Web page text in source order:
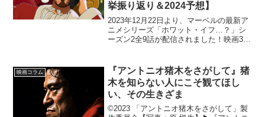
挙振り返り＆2024予想】
2023年12月22日より、マーベルの最新ア
ニメシリーズ「ホワット・イフ…？」シ
ーズン2全9話が配信されました！映画3
公開された2023年。その締めくくりとし
て人気...
映画コラム
『アントニオ猪木をさがして』猪
木を知らない人にこそ観てほし
い、その生きざま
©2023 「アントニオ猪木をさがして」製